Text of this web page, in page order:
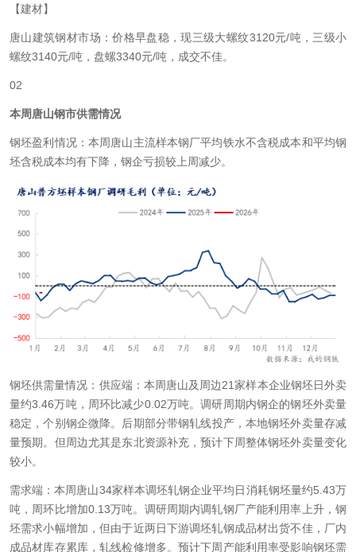
【建材】
唐山建筑钢材市场：价格早盘稳，现三级大螺纹3120元/吨，三级小
螺纹3140元/吨， 盘螺3340元/吨，成交不佳。
02
本周唐山钢市供需情况
钢坯盈利情况： 本周唐山主流样本钢厂平均铁水不含税成本和平均钢
坯含税成本均有下降， 钢企亏损较上周减少。
钢坯供需量情况： 供应端：本周唐山及周边21家样本企业钢坯日外卖
量约3.46万吨，周环比减少0.02万吨。调研周期内钢企的钢坯外卖量
稳定，个别钢企微降。后期部分带钢轧线投产，本地钢坯外卖量存减
量预期。但周边尤其是东北资源补充，预计下周整体钢坯外卖量变化
较小。
需求端：本周唐山34家样本调坯轧钢企业平均日消耗钢坯量约5.43万
吨，周环比增加0.13万吨。调研周期内调轧钢厂产能利用率上升，钢
坯需求小幅增加，但由于近两日下游调坯轧钢成品材出货不佳，厂内
成品材库存累库，轧线检修增多。预计下周产能利用率受影响钢坯需